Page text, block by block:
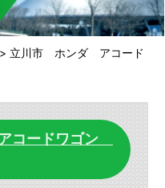
> 立川市 ホンダ アコード
コードワゴン